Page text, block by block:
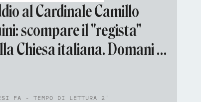
al Cardinale Camillo
scompare il "regista"
Chiesa italiana. Domani i
FA - TEMPO DI LETTURA 2'